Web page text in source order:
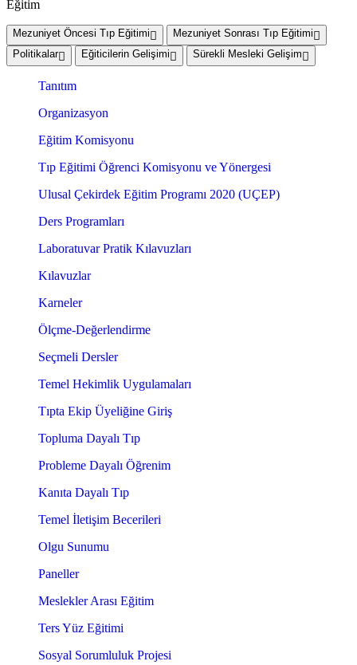
Eğitim
Mezuniyet Öncesi Tıp Eğitimi
Mezuniyet Sonrası Tıp Eğitimi
Politikalar
Eğiticilerin Gelişimi Sürekli Mesleki Gelişim
Tanıtım
Organizasyon
Eğitim Komisyonu
Tıp Eğitimi Öğrenci Komisyonu ve Yönergesi
Ulusal Çekirdek Eğitim Programı 2020 (UÇEP)
Ders Programları
Laboratuvar Pratik Kılavuzları
Kılavuzlar
Karneler
Ölçme-Değerlendirme
Seçmeli Dersler
Temel Hekimlik Uygulamaları
Tıpta Ekip Üyeliğine Giriş
Topluma Dayalı Tıp
Probleme Dayalı Öğrenim
Kanıta Dayalı Tıp
Temel İletişim Becerileri
Olgu Sunumu
Paneller
Meslekler Arası Eğitim
Ters Yüz Eğitimi
Sosyal Sorumluluk Projesi